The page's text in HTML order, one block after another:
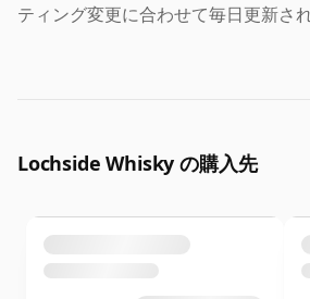
ティング変更に合わせて毎日更新され
Lochside Whisky の購入先